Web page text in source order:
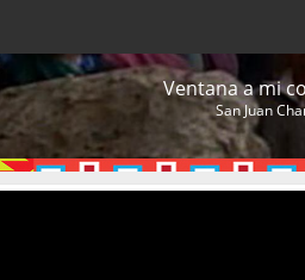
Ventana a mi
San Juan